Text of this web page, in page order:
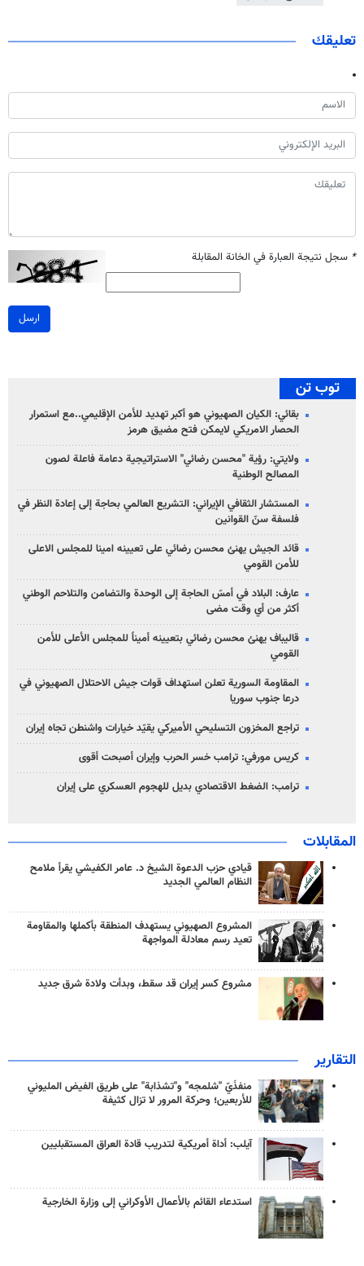
تعليقك
* سجل نتيجة العبارة في الخانة المقابلة
ارسل
توب تن
بقائي: الكيان الصهيوني هو أكبر تهديد للأمن الإقليمي..مع استمرار
الحصار الامريكي لايمكن فتح مضيق هرمز
ولايتي: رؤية "محسن رضائي" الاستراتيجية دعامة فاعلة لصون
المصالح الوطنية
المستشار الثقافي الإيراني: التشريع العالمي بحاجة إلى إعادة النظر في
فلسفة سنّ القوانين
قائد الجيش يهنئ محسن رضائي على تعيينه امينا للمجلس الاعلى
للأمن القومي
عارف: البلاد في أمسّ الحاجة إلى الوحدة والتضامن والتلاحم الوطني
أكثر من أي وقت مضى
قاليباف يهنئ محسن رضائي بتعيينه أميناً للمجلس الأعلى للأمن
القومي
المقاومة السورية تعلن استهداف قوات جيش الاحتلال الصهيوني في
درعا جنوب سوريا
تراجع المخزون التسليحي الأميركي يقيّد خيارات واشنطن تجاه إيران
كريس مورفي: ترامب خسر الحرب وإيران أصبحت أقوى
ترامب: الضغط الاقتصادي بديل للهجوم العسكري على إيران
المقابلات
قيادي حزب الدعوة الشيخ د. عامر الكفيشي يقرأ ملامح
النظام العالمي الجديد
المشروع الصهيوني يستهدف المنطقة بأكملها والمقاومة
تعيد رسم معادلة المواجهة
مشروع كسر إيران قد سقط، وبدأت ولادة شرق جديد
التقارير
منفذَيّ "شلمجه" و"تشذابة" على طريق الفيض المليوني
للأربعين؛ وحركة المرور لا تزال كثيفة
آيلب: أداة أمريكية لتدريب قادة العراق المستقبليين
استدعاء القائم بالأعمال الأوكراني إلى وزارة الخارجية